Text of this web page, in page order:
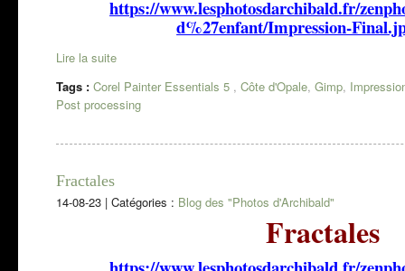
https://www.lesphotosdarchibald.fr/
d%27enfant/Impression-
Lire la suite
Tags : Corel Painter Essentials 5 , Côte d'Opale, Gimp,
Post processing
Fractales
14-08-23 | Catégories : Blog des "Photos d'Archibald"
Fractales